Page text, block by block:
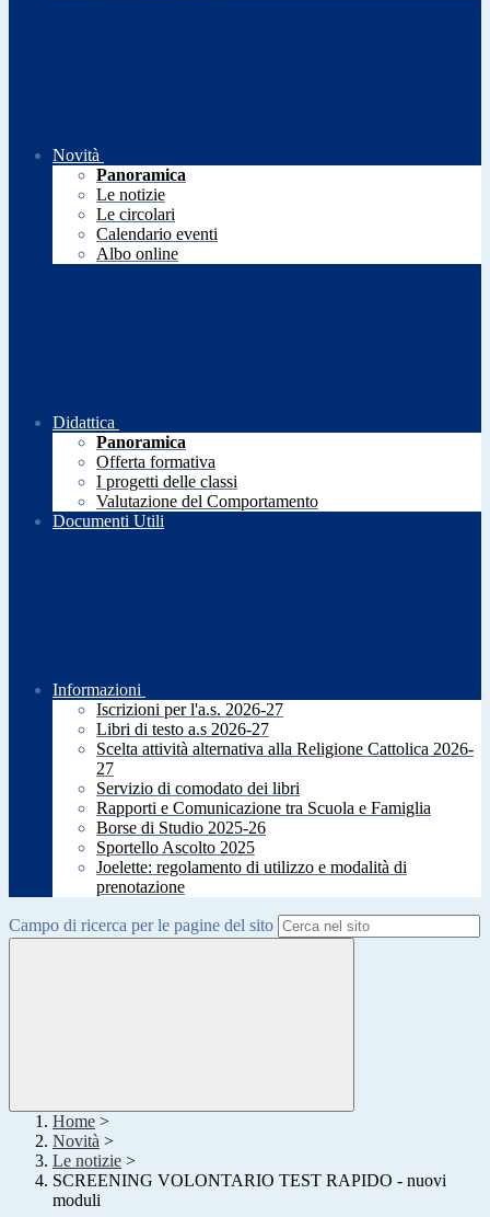
Novità
Panoramica
Le notizie
Le circolari
Calendario eventi
Albo online
Didattica
Panoramica
Offerta formativa
I progetti delle classi
Valutazione del Comportamento
Documenti Utili
Informazioni
Iscrizioni per l'a.s. 2026-27
Libri di testo a.s 2026-27
Scelta attività alternativa alla Religione Cattolica 2026-
27
Servizio di comodato dei libri
Rapporti e Comunicazione tra Scuola e Famiglia
Borse di Studio 2025-26
Sportello Ascolto 2025
Joelette: regolamento di utilizzo e modalità di
prenotazione
Campo di ricerca per le pagine del sito
Home >
Novità >
Le notizie >
SCREENING VOLONTARIO TEST RAPIDO - nuovi
moduli